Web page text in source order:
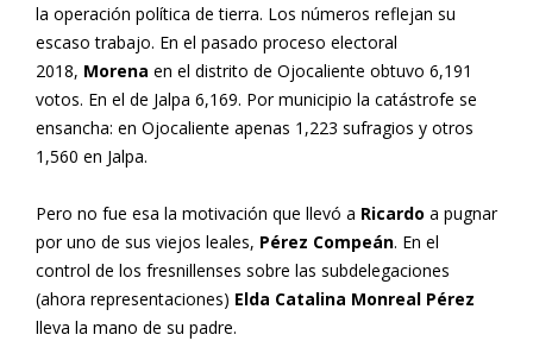
la operación política de tierra. Los números reflejan su
escaso trabajo. En el pasado proceso electoral
2018, Morena en el distrito de Ojocaliente obtuvo 6,191
votos. En el de Jalpa 6,169. Por municipio la catástrofe se
ensancha: en Ojocaliente apenas 1,223 sufragios y otros
1,560 en Jalpa.
Pero no fue esa la motivación que llevó a Ricardo a pugnar
por uno de sus viejos leales, Pérez Compeán. En el
control de los fresnillenses sobre las subdelegaciones
(ahora representaciones) Elda Catalina Monreal Pérez
lleva la mano de su padre.